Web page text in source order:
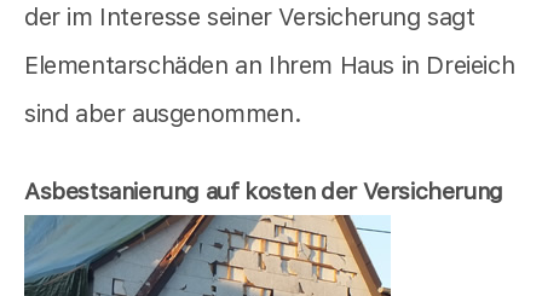
der im Interesse seiner Versicherung sagt
Elementarschäden an Ihrem Haus in Dreieich
sind aber ausgenommen.
Asbestsanierung auf kosten der Versicherung